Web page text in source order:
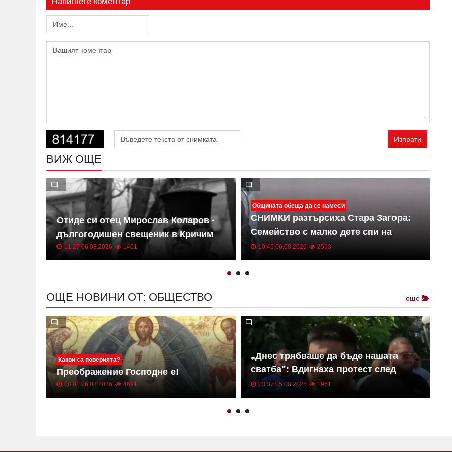
Изпрати
ВИЖ ОЩЕ
Отиде си отец Мирослав Коларов -
дългогодишен свещеник в Кричим
11:27 06.08.2026 1401
Общината обеща да се намеси
СНИМКИ разтърсиха Стара Загора:
Семейство с малко дете спи на
улицата
10:45 06.08.2026 2593
ОЩЕ НОВИНИ ОТ: ОБЩЕСТВО още
Какви са поверията?
Преображение Господне е!
00:01 06.08.2026 4691
„Днес трябваше да бъде нашата
сватба": Вдигнаха протест след
смъртта на Даяна
23:37 05.08.2026 1961